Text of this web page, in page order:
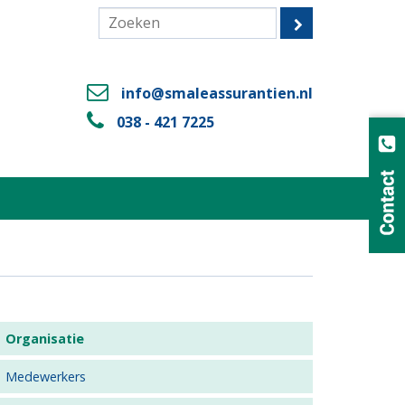
info@smaleassurantien.nl
038 - 421 7225
Organisatie
Medewerkers